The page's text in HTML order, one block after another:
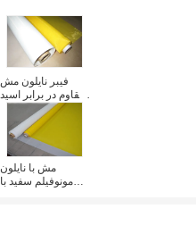
فیبر نایلون مش
مقاوم در برابر اسید
نایلون سفید مش
نوری
مش با نایلون
مونوفیلم سفید با